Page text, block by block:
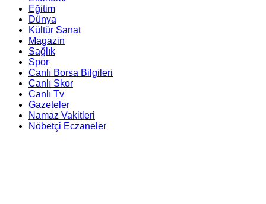
Eğitim
Dünya
Kültür Sanat
Magazin
Sağlık
Spor
Canlı Borsa Bilgileri
Canlı Skor
Canlı Tv
Gazeteler
Namaz Vakitleri
Nöbetçi Eczaneler